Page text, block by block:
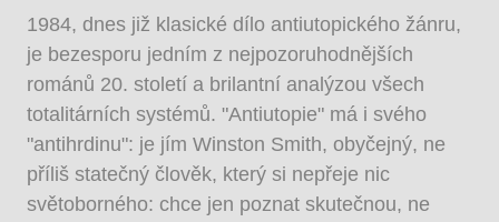
1984, dnes již klasické dílo antiutopického žánru,
je bezesporu jedním z nejpozoruhodnějších
románů 20. století a brilantní analýzou všech
totalitárních systémů. "Antiutopie" má i svého
"antihrdinu": je jím Winston Smith, obyčejný, ne
příliš statečný člověk, který si nepřeje nic
světoborného: chce jen poznat skutečnou, ne